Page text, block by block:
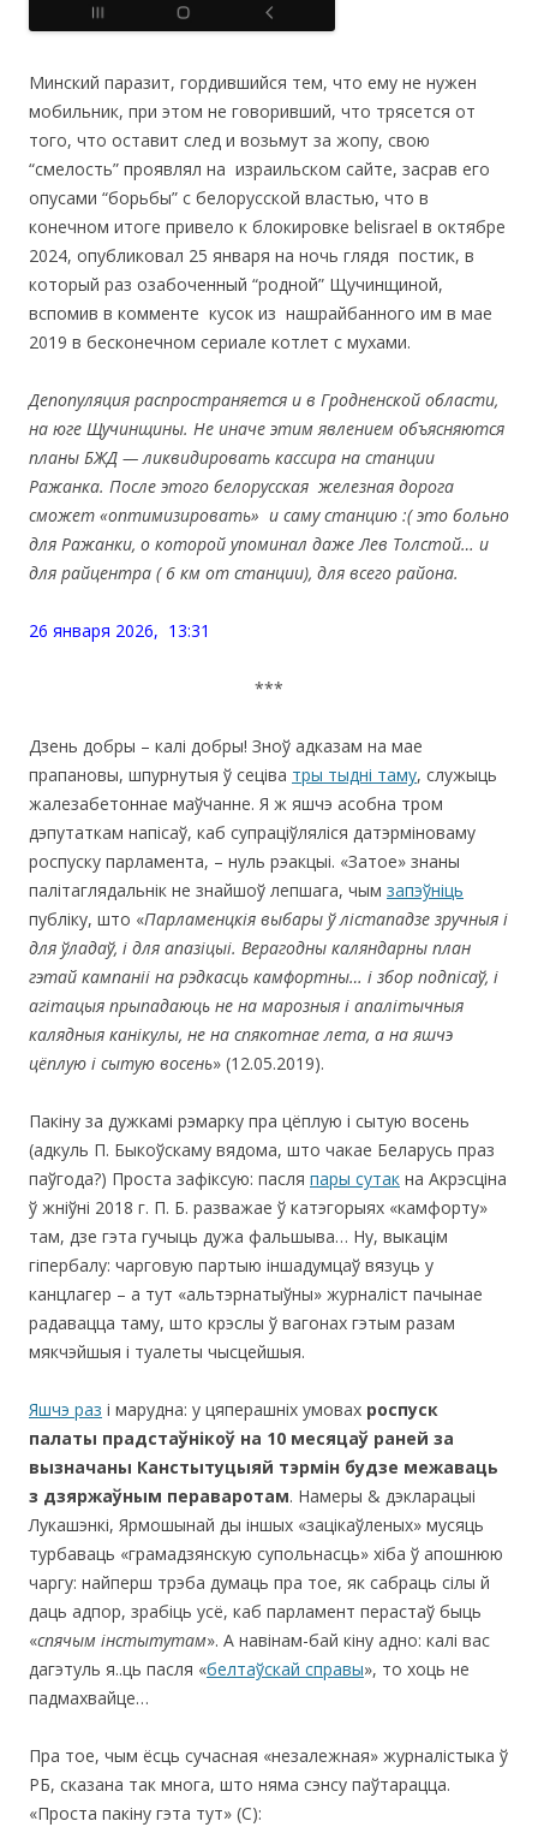
Минский паразит, гордившийся тем, что ему не нужен
мобильник, при этом не говоривший, что трясется от
того, что оставит след и возьмут за жопу, свою
“смелость” проявлял на израильском сайте, засрав его
опусами “борьбы” с белорусской властью, что в
конечном итоге привело к блокировке belisrael в октябре
2024, опубликовал 25 января на ночь глядя постик, в
который раз озабоченный “родной” Щучинщиной,
вспомив в комменте кусок из нашрайбанного им в мае
2019 в бесконечном сериале котлет с мухами.
Депопуляция распространяется и в Гродненской области,
на юге Щучинщины. Не иначе этим явлением объясняются
планы БЖД — ликвидировать кассира на станции
Ражанка. После этого белорусская железная дорога
сможет «оптимизировать» и саму станцию ​​:( это больно
для Ражанки, о которой упоминал даже Лев Толстой… и
для райцентра ( 6 км от станции), для всего района.
26 января 2026, 13:31
***
Дзень добры – калі добры! Зноў адказам на мае
прапановы, шпурнутыя ў сеціва тры тыдні таму, служыць
жалезабетоннае маўчанне. Я ж яшчэ асобна тром
дэпутаткам напісаў, каб супраціўляліся датэрміноваму
роспуску парламента, – нуль рэакцыі. «Затое» знаны
палітаглядальнік не знайшоў лепшага, чым запэўніць
публіку, што «Парламенцкія выбары ў лістападзе зручныя і
для ўладаў, і для апазіцыі. Верагодны каляндарны план
гэтай кампаніі на рэдкасць камфортны… і збор подпісаў, і
агітацыя прыпадаюць не на марозныя і апалітычныя
калядныя канікулы, не на спякотнае лета, а на яшчэ
цёплую і сытую восень» (12.05.2019).
Пакіну за дужкамі рэмарку пра цёплую і сытую восень
(адкуль П. Быкоўскаму вядома, што чакае Беларусь праз
паўгода?) Проста зафіксую: пасля пары сутак на Акрэсціна
ў жніўні 2018 г. П. Б. разважае ў катэгорыях «камфорту»
там, дзе гэта гучыць дужа фальшыва… Ну, выкацім
гіпербалу: чарговую партыю іншадумцаў вязуць у
канцлагер – а тут «альтэрнатыўны» журналіст пачынае
радавацца таму, што крэслы ў вагонах гэтым разам
мякчэйшыя і туалеты чысцейшыя.
Яшчэ раз і марудна: у цяперашніх умовах роспуск
палаты прадстаўнікоў на 10 месяцаў раней за
вызначаны Канстытуцыяй тэрмін будзе межаваць
з дзяржаўным пераваротам. Намеры & дэкларацыі
Лукашэнкі, Ярмошынай ды іншых «зацікаўленых» мусяць
турбаваць «грамадзянскую супольнасць» хіба ў апошнюю
чаргу: найперш трэба думаць пра тое, як сабраць сілы й
даць адпор, зрабіць усё, каб парламент перастаў быць
«спячым інстытутам». А навінам-бай кіну адно: калі вас
дагэтуль я..ць пасля «белтаўскай справы», то хоць не
падмахвайце…
Пра тое, чым ёсць сучасная «незалежная» журналістыка ў
РБ, сказана так многа, што няма сэнсу паўтарацца.
«Проста пакіну гэта тут» (С):